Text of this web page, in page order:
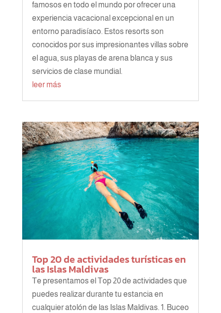
famosos en todo el mundo por ofrecer una
experiencia vacacional excepcional en un
entorno paradisíaco. Estos resorts son
conocidos por sus impresionantes villas sobre
el agua, sus playas de arena blanca y sus
servicios de clase mundial.
leer más
Top 20 de actividades turísticas en
las Islas Maldivas
Te presentamos el Top 20 de actividades que
puedes realizar durante tu estancia en
cualquier atolón de las Islas Maldivas. 1. Buceo